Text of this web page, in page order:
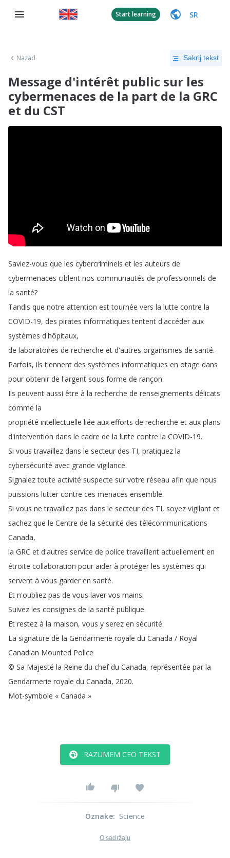
Start learning SR
Nazad Sakrij tekst
Message d'intérêt public sur les
cybermenaces de la part de la GRC
et du CST
Saviez-vous que les cybercriminels et les auteurs de
cybermenaces ciblent nos communautés de professionnels de
la santé?
Tandis que notre attention est tournée vers la lutte contre la
COVID-19, des pirates informatiques tentent d'accéder aux
systèmes d'hôpitaux,
de laboratoires de recherche et d'autres organismes de santé.
Parfois, ils tiennent des systèmes informatiques en otage dans
pour obtenir de l'argent sous forme de rançon.
Ils peuvent aussi être à la recherche de renseignements délicats
comme la
propriété intellectuelle liée aux efforts de recherche et aux plans
d'intervention dans le cadre de la lutte contre la COVID-19.
Si vous travaillez dans le secteur des TI, pratiquez la
cybersécurité avec grande vigilance.
Signalez toute activité suspecte sur votre réseau afin que nous
puissions lutter contre ces menaces ensemble.
Si vous ne travaillez pas dans le secteur des TI, soyez vigilant et
sachez que le Centre de la sécurité des télécommunications
Canada,
la GRC et d'autres service de police travaillent actuellement en
étroite collaboration pour aider à protéger les systèmes qui
servent à vous garder en santé.
Et n'oubliez pas de vous laver vos mains.
Suivez les consignes de la santé publique.
Et restez à la maison, vous y serez en sécurité.
La signature de la Gendarmerie royale du Canada / Royal
Canadian Mounted Police
© Sa Majesté la Reine du chef du Canada, représentée par la
Gendarmerie royale du Canada, 2020.
Mot-symbole « Canada »
RAZUMEM CEO TEKST
Oznake: Science
O sadržaju